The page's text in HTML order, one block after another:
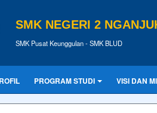
SMK NEGERI 2
SMK Pusat Keunggulan - SMK BLUD
PROGRAM STUDI VISI DAN